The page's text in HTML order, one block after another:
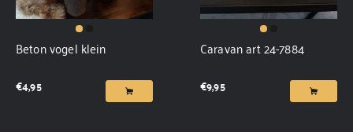
Beton vogel klein
€4,95
Caravan art 24-7884
€9,95